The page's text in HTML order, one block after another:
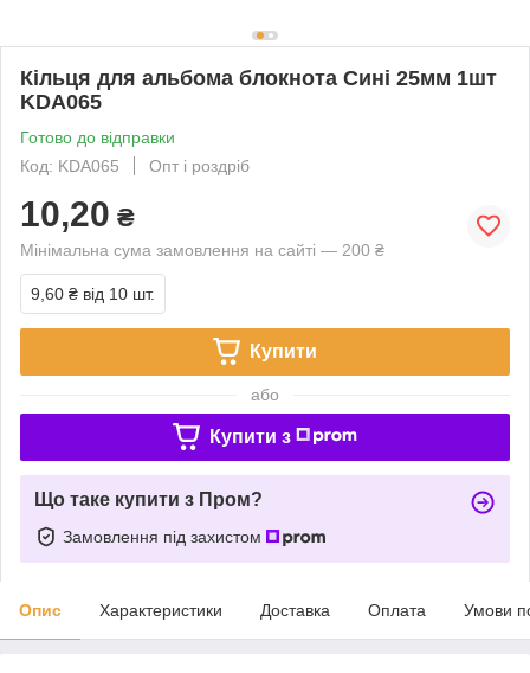
Кільця для альбома блокнота Сині 25мм 1шт
KDA065
Готово до відправки
Код: KDA065
Опт і роздріб
10,20 ₴
Мінімальна сума замовлення на сайті — 200 ₴
9,60 ₴ від 10 шт.
Купити
або
Купити з
Що таке купити з Пром?
Замовлення під захистом
Опис Характеристики Доставка Оплата Умови